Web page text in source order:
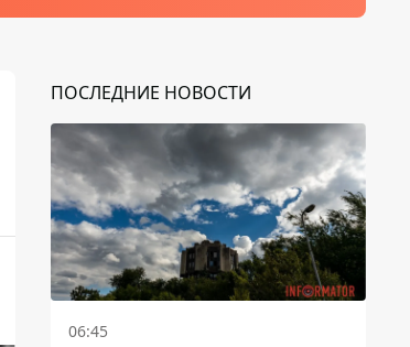
ПОСЛЕДНИЕ НОВОСТИ
06:45